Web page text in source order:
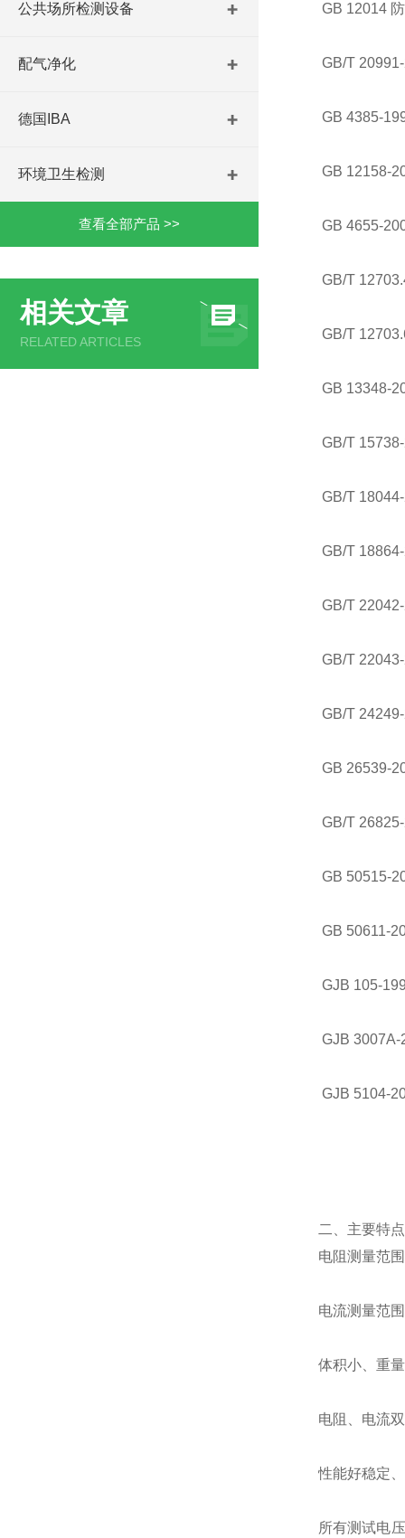
公共场所检测设备
配气净化
德国IBA
环境卫生检测
查看全部产品 >>
相关文章
RELATED ARTICLES
GB 12014
GB/T
GB 4385-
GB 12158-
GB 4655-
GB/T
GB/T
GB 13348-
GB/T
GB/T
GB/T
GB/T
GB/T
GB/T
GB 26539-
GB/T
GB 50515-
GB 50611-
GJB 105-
GJB 3007A-
GJB 5104-
二、主要特点
电阻测量范
电流测量范
体积小、重
电阻、电流
性能好稳定
所有测试电